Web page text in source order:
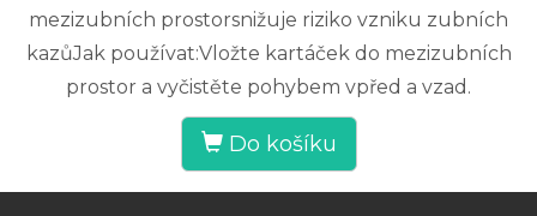
mezizubních prostorsnižuje riziko vzniku zubních
kazůJak používat:Vložte kartáček do mezizubních
prostor a vyčistěte pohybem vpřed a vzad.
Do košíku